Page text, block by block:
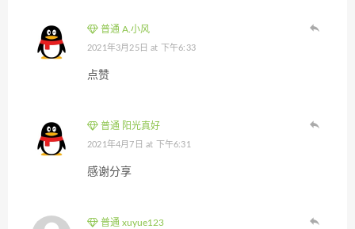
普通 A.小风
2021年3月25日 at 下午6:33
点赞
普通 阳光真好
2021年4月7日 at 下午6:31
感谢分享
普通 xuyue123